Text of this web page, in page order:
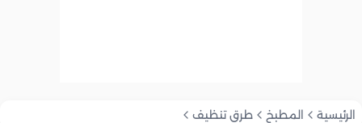
الرئيسية المطبخ طرق تنظيف